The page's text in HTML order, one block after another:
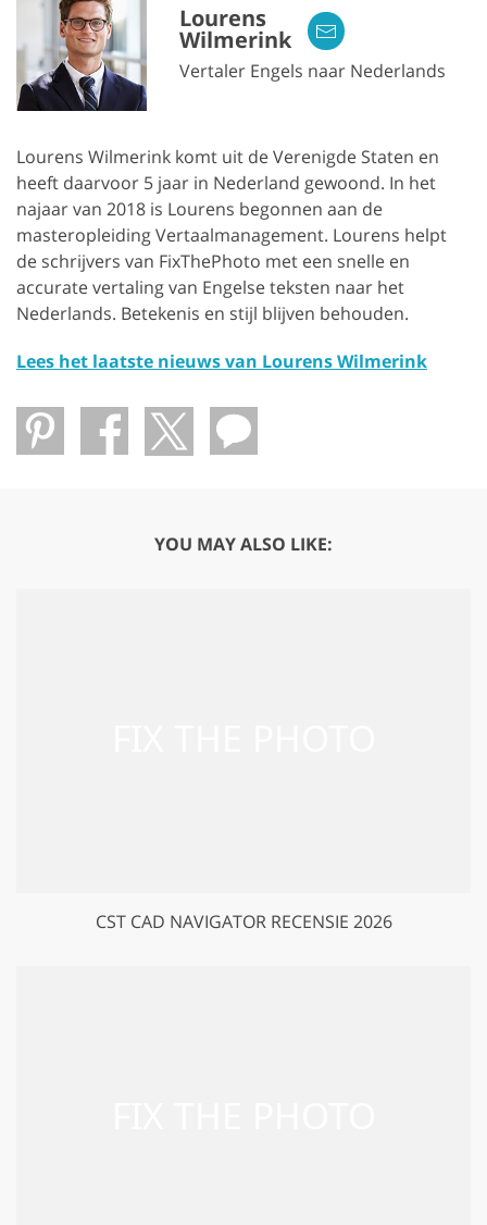
Lourens
Wilmerink
Vertaler Engels naar Nederlands
Lourens Wilmerink komt uit de Verenigde Staten en
heeft daarvoor 5 jaar in Nederland gewoond. In het
najaar van 2018 is Lourens begonnen aan de
masteropleiding Vertaalmanagement. Lourens helpt
de schrijvers van FixThePhoto met een snelle en
accurate vertaling van Engelse teksten naar het
Nederlands. Betekenis en stijl blijven behouden.
Lees het laatste nieuws van Lourens Wilmerink
YOU MAY ALSO LIKE:
CST CAD NAVIGATOR RECENSIE 2026